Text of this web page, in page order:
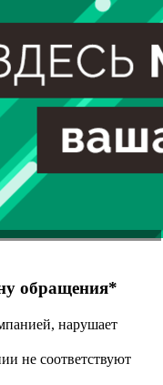
обращения*
нарушает
не соответствуют